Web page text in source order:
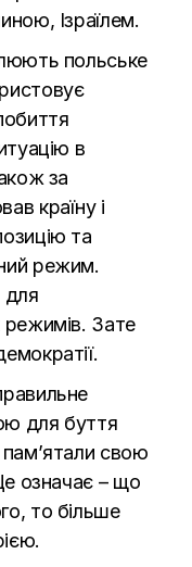
Ізраїлем.
польське
в
за
країну і
та
режим.
для
режимів. Зате
для буття
свою
означає – що
то більше